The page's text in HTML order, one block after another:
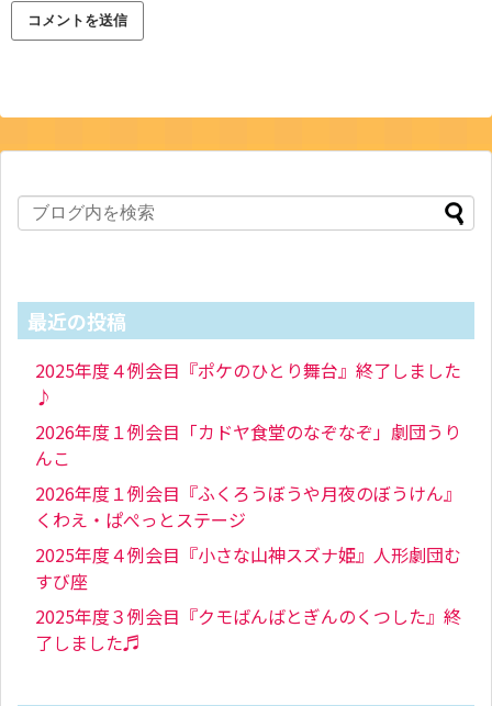
最近の投稿
2025年度４例会目『ポケのひとり舞台』終了しました
♪
2026年度１例会目「カドヤ食堂のなぞなぞ」劇団うり
んこ
2026年度１例会目『ふくろうぼうや月夜のぼうけん』
くわえ・ぱぺっとステージ
2025年度４例会目『小さな山神スズナ姫』人形劇団む
すび座
2025年度３例会目『クモばんばとぎんのくつした』終
了しました♬